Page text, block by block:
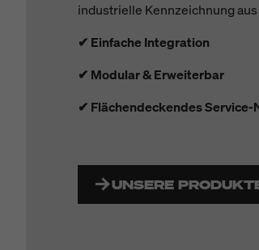
industrielle Kennzeichnung
✔ Einfache Integration
✔ Modular & Erweiterbar
✔ Flächendeckendes
UNSERE